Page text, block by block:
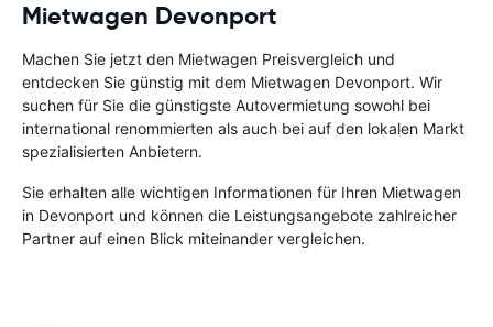
Mietwagen Devonport
Machen Sie jetzt den Mietwagen Preisvergleich und
entdecken Sie günstig mit dem Mietwagen Devonport. Wir
suchen für Sie die günstigste Autovermietung sowohl bei
international renommierten als auch bei auf den lokalen Markt
spezialisierten Anbietern.
Sie erhalten alle wichtigen Informationen für Ihren Mietwagen
in Devonport und können die Leistungsangebote zahlreicher
Partner auf einen Blick miteinander vergleichen.